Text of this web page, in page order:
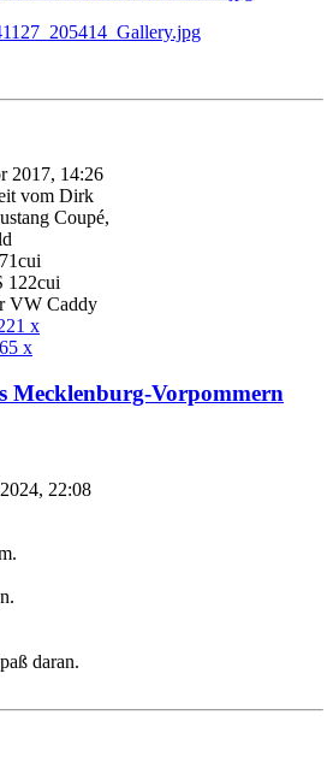
2017, 14:26
vom Dirk
Coupé,
122cui
VW Caddy
x
x
Mecklenburg-Vorpommern
22:08
daran.